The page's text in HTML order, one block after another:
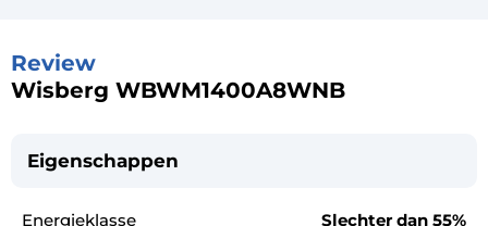
Review
Wisberg WBWM1400A8WNB
Eigenschappen
Energieklasse Slechter dan 55%